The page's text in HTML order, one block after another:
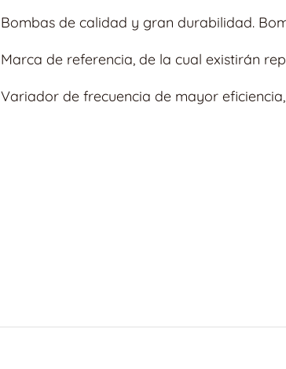
Bombas de calidad y gran durabilidad.
Marca de referencia, de la cual existirán
Variador de frecuencia de mayor